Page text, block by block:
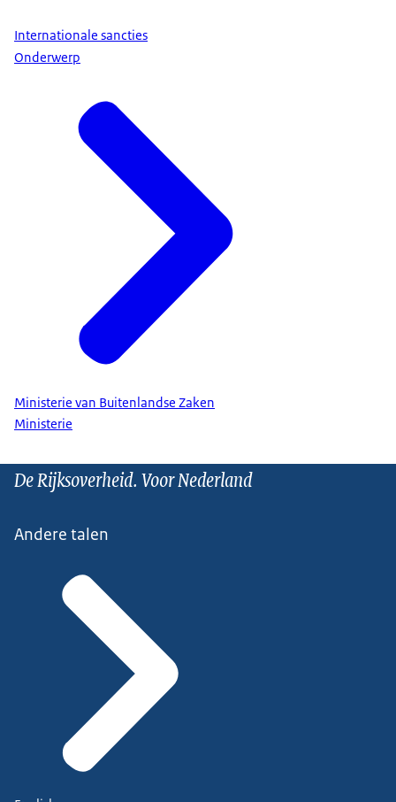
Internationale sancties
Onderwerp
Ministerie van Buitenlandse Zaken
Ministerie
De Rijksoverheid. Voor Nederland
Andere talen